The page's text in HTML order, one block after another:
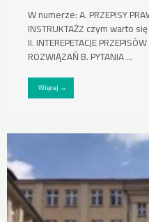
W numerze: A. PRZEPISY
INSTRUKTAŻZ czym warto
II. INTEREPETACJE
ROZWIĄZAŃ B. PYTANIA ...
Więcej →